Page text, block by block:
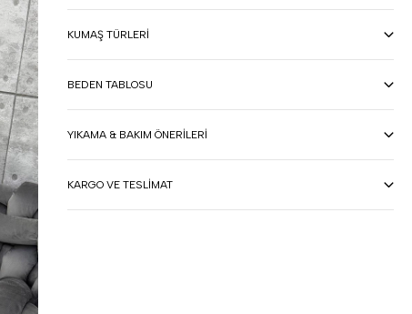
KUMAŞ TÜRLERI
BEDEN TABLOSU
YIKAMA & BAKIM ÖNERILERI
KARGO VE TESLIMAT